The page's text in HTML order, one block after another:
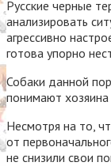
Русские черные
анализировать
агрессивно
готова упорно
Собаки данной
понимают хозяина
Несмотря на то,
от
не снизили свои